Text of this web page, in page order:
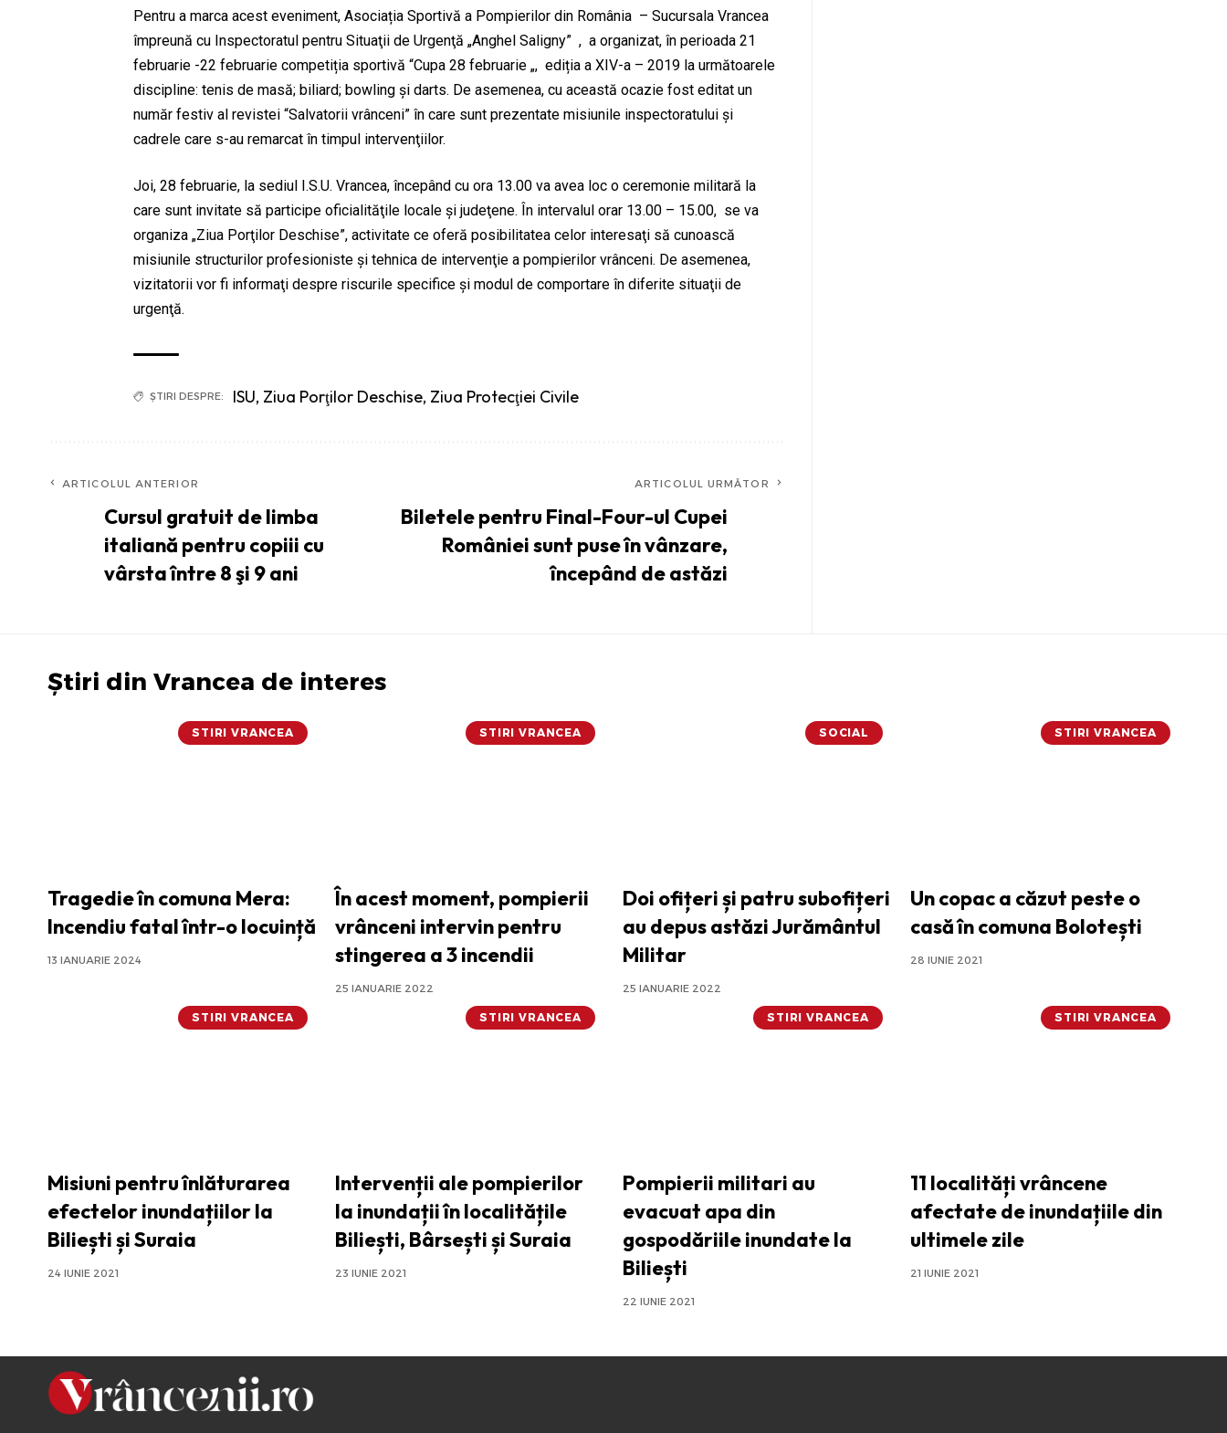
Pentru a marca acest eveniment, Asociația Sportivă a Pompierilor din România – Sucursala Vrancea
împreună cu Inspectoratul pentru Situaţii de Urgenţă „Anghel Saligny” , a organizat, în perioada 21
februarie -22 februarie competiția sportivă “Cupa 28 februarie „, ediția a XIV-a – 2019 la următoarele
discipline: tenis de masă; biliard; bowling şi darts. De asemenea, cu această ocazie fost editat un
număr festiv al revistei “Salvatorii vrânceni” în care sunt prezentate misiunile inspectoratului şi
cadrele care s-au remarcat în timpul intervenţiilor.
Joi, 28 februarie, la sediul I.S.U. Vrancea, începând cu ora 13.00 va avea loc o ceremonie militară la
care sunt invitate să participe oficialităţile locale şi judeţene. În intervalul orar 13.00 – 15.00, se va
organiza „Ziua Porţilor Deschise”, activitate ce oferă posibilitatea celor interesaţi să cunoască
misiunile structurilor profesioniste şi tehnica de intervenţie a pompierilor vrânceni. De asemenea,
vizitatorii vor fi informaţi despre riscurile specifice şi modul de comportare în diferite situaţii de
urgenţă.
ȘTIRI DESPRE: ISU, Ziua Porţilor Deschise, Ziua Protecţiei Civile
ARTICOLUL ANTERIOR
Cursul gratuit de limba
italiană pentru copiii cu
vârsta între 8 şi 9 ani
ARTICOLUL URMĂTOR
Biletele pentru Final-Four-ul Cupei
României sunt puse în vânzare,
începând de astăzi
Știri din Vrancea de interes
STIRI VRANCEA
Tragedie în comuna Mera:
Incendiu fatal într-o locuință
13 IANUARIE 2024
STIRI VRANCEA
În acest moment, pompierii
vrânceni intervin pentru
stingerea a 3 incendii
25 IANUARIE 2022
SOCIAL
Doi ofițeri și patru subofițeri
au depus astăzi Jurământul
Militar
25 IANUARIE 2022
STIRI VRANCEA
Un copac a căzut peste o
casă în comuna Bolotești
28 IUNIE 2021
STIRI VRANCEA
Misiuni pentru înlăturarea
efectelor inundațiilor la
Biliești și Suraia
24 IUNIE 2021
STIRI VRANCEA
Intervenții ale pompierilor
la inundații în localitățile
Biliești, Bârsești și Suraia
23 IUNIE 2021
STIRI VRANCEA
Pompierii militari au
evacuat apa din
gospodăriile inundate la
Biliești
22 IUNIE 2021
STIRI VRANCEA
11 localități vrâncene
afectate de inundațiile din
ultimele zile
21 IUNIE 2021